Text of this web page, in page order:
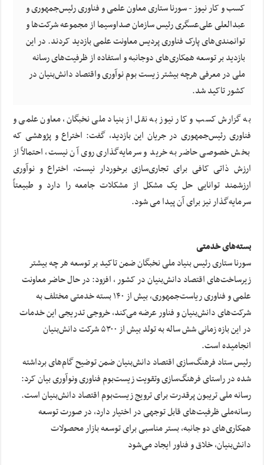
کسب و کار نیوز - سورنا ستاری معاون علمی و فناوری رئیس‌جمهوری و
عبدالعلی علی‌عسگری رئیس سازمان صداو‌سیما از مجموعه شرکت‌ها و
توانمندی‌های پارک فناوری پردیس معاونت علمی بازدید کردند. در این
بازدید بر توسعه همکاری‌های دوجانبه و استفاده از ظرفیت‌های رسانه
ملی در معرفی هرچه بیشتر زیست بوم نوآوری واقتصاد دانش‌بنیان در
کشور تاکید شد.
به گزارش کسب و کار نیوز به نقل از بنیاد ملی نخبگان، معاون علمی و
فناوری رئیس‌جمهوری در جریان این بازدید، گفت: اختراع و پژوهشی که
بخش خصوصی حاضر به خرید و سرمایه‌گذاری روی آن نیست، احتمالاً از
ارزش ذاتی کافی برای تجاری‌سازی برخوردار نیست، اختراع و نوآوری
ارزشمند توانایی حل یک مشکل از مشکلات جامعه را دارد و طبیعتاً
سرمایه‌گذار نیز برای آن پیدا می شود.
بسته‌های خدمتی
سورنا ستاری رئیس بنیاد ملی نخبگان ضمن تاکید بر توسعه هر چه بیشتر
زیرساخت‌های اقتصاد دانش‌بنیان در کشور ، افزود: در حال حاضر معاونت
علمی و فناوری ریاست‌جمهوری، بیش از ۱۴٠ بسته خدمتی مختلف به
شرکت‌های دانش‌بنیان و فناور عرضه می‌کند، خروجی تدریجی این خدمات
در این بازه زمانی شش ساله به تولد بیش از ۵۳۰۰ شرکت دانش‌بنیان
انجامیده است.
رئیس ستاد فرهنگ‌سازی اقتصاد دانش‌بنیان ضمن توضیح گام‌های برداشته
شده در راستای فرهنگ‌سازی وتقویت زیست‌بوم فناوری ونوآوری بیان کرد:
رسانه ملی تریبون پرقدرت برای ترویج زیست‌بوم اقتصاد دانش‌‌بنیان است.
رسانه‌ملی ظرفیت‌های قابل توجهی در اختیار دارد، در صورت توسعه
همکاری‌های دو جانبه، بستر مناسبی برای توسعه بازار محصولات
دانش‌بنیان، خلاق و فناور ایجاد می‌شود